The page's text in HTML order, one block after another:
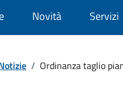
Novità Servizi
/ Ordinanza taglio